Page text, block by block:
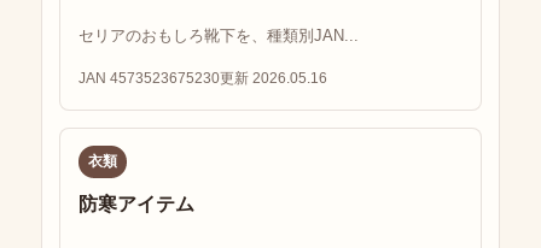
セリアのおもしろ靴下を、種類別JAN...
JAN 4573523675230更新 2026.05.16
衣類
防寒アイテム